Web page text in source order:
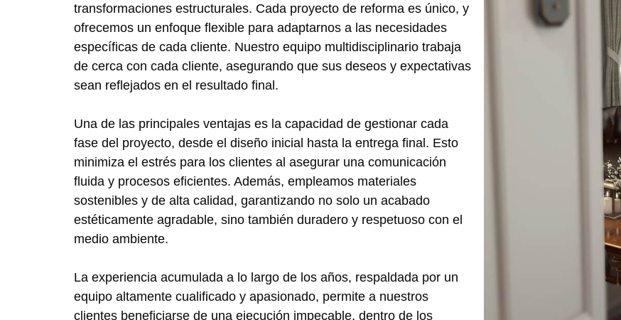
transformaciones estructurales. Cada proyecto de reforma es único, y
ofrecemos un enfoque flexible para adaptarnos a las necesidades
específicas de cada cliente. Nuestro equipo multidisciplinario trabaja
de cerca con cada cliente, asegurando que sus deseos y expectativas
sean reflejados en el resultado final.
Una de las principales ventajas es la capacidad de gestionar cada
fase del proyecto, desde el diseño inicial hasta la entrega final. Esto
minimiza el estrés para los clientes al asegurar una comunicación
fluida y procesos eficientes. Además, empleamos materiales
sostenibles y de alta calidad, garantizando no solo un acabado
estéticamente agradable, sino también duradero y respetuoso con el
medio ambiente.
La experiencia acumulada a lo largo de los años, respaldada por un
equipo altamente cualificado y apasionado, permite a nuestros
clientes beneficiarse de una ejecución impecable, dentro de los